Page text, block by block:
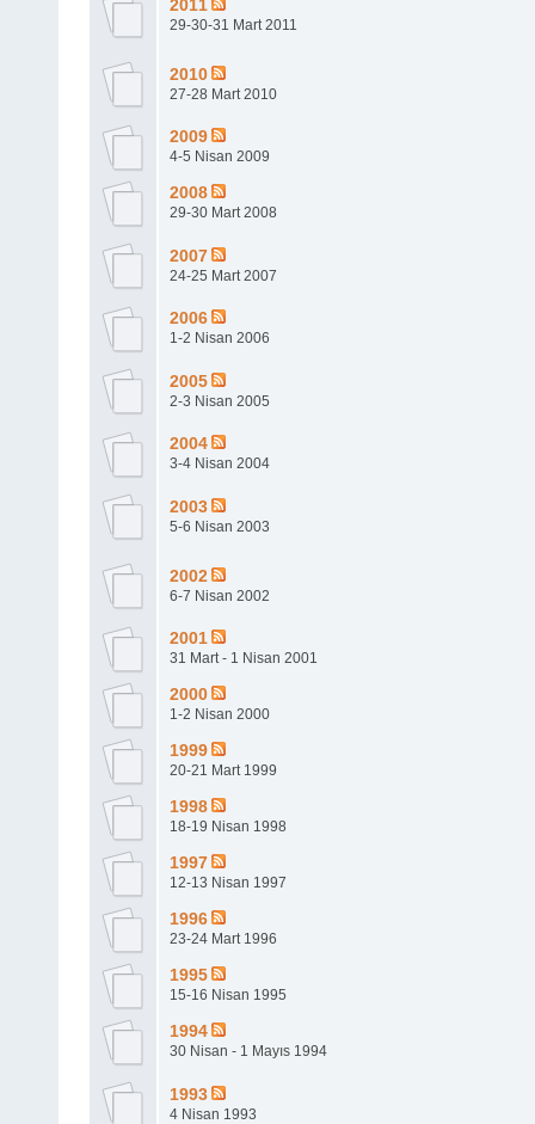
2011
29-30-31 Mart 2011
2010
27-28 Mart 2010
2009
4-5 Nisan 2009
2008
29-30 Mart 2008
2007
24-25 Mart 2007
2006
1-2 Nisan 2006
2005
2-3 Nisan 2005
2004
3-4 Nisan 2004
2003
5-6 Nisan 2003
2002
6-7 Nisan 2002
2001
31 Mart - 1 Nisan 2001
2000
1-2 Nisan 2000
1999
20-21 Mart 1999
1998
18-19 Nisan 1998
1997
12-13 Nisan 1997
1996
23-24 Mart 1996
1995
15-16 Nisan 1995
1994
30 Nisan - 1 Mayıs 1994
1993
4 Nisan 1993